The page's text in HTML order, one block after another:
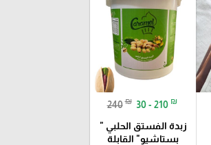
240 ₪ 30 - 210 ₪
زبدة الفستق الحلبي "
بستاشيو" القابلة